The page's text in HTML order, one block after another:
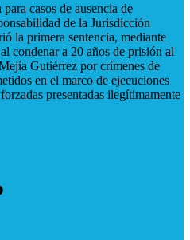
casos de ausencia de
de la Jurisdicción
la primera sentencia, mediante
condenar a 20 años de prisión al
Gutiérrez por crímenes de
en el marco de ejecuciones
presentadas ilegítimamente